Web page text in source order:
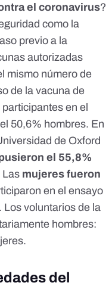
el coronavirus?
como la
previo a la
autorizadas
mismo número de
de la vacuna de
en el
50,6% hombres. En
de Oxford
el 55,8%
Las mujeres fueron
en el ensayo
. Los voluntarios de la
hombres:
del